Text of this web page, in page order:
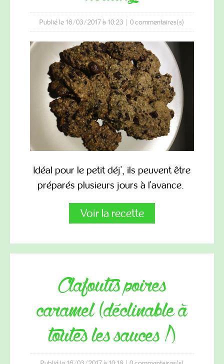
Publié le 16/03/2017 à 10:23 0commentaires(s)
Idéal pour le petit déj', ils peuvent être
préparés plusieurs jours à l'avance.
Voir la recette
clafoutis poires
caramel (déclinable à
toutes les sauces !)